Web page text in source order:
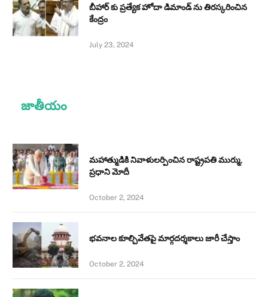
బీహార్ కు ప్రత్యేక హోదా డిమాండ్ ను తిరస్కరించిన
కేంద్రం
July 23, 2024
జాతీయం
మహాత్ముడికి నివాళులర్పించిన రాష్ట్రపతి ముర్ము,
ప్రధాని మోదీ
October 2, 2024
భవనాల కూల్చివేతపై మార్గదర్శకాలు జారీ చేస్తాం
October 2, 2024